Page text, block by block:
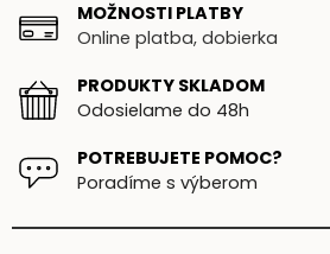
MOŽNOSTI PLATBY
Online platba, dobierka
PRODUKTY SKLADOM
Odosielame do 48h
POTREBUJETE POMOC?
Poradíme s výberom